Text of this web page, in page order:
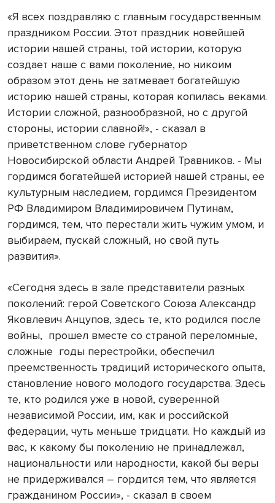
«Я всех поздравляю с главным государственным
праздником России. Этот праздник новейшей
истории нашей страны, той истории, которую
создает наше с вами поколение, но никоим
образом этот день не затмевает богатейшую
историю нашей страны, которая копилась веками.
Истории сложной, разнообразной, но с другой
стороны, истории славной!», - сказал в
приветственном слове губернатор
Новосибирской области Андрей Травников. - Мы
гордимся богатейшей историей нашей страны, ее
культурным наследием, гордимся Президентом
РФ Владимиром Владимировичем Путинам,
гордимся, тем, что перестали жить чужим умом, и
выбираем, пускай сложный, но свой путь
развития».
«Сегодня здесь в зале представители разных
поколений: герой Советского Союза Александр
Яковлевич Анцупов, здесь те, кто родился после
войны, прошел вместе со страной переломные,
сложные годы перестройки, обеспечил
преемственность традиций исторического опыта,
становление нового молодого государства. Здесь
те, кто родился уже в новой, суверенной
независимой России, им, как и российской
федерации, чуть меньше тридцати. Но каждый из
вас, к какому бы поколению не принадлежал,
национальности или народности, какой бы веры
не придерживался – гордится тем, что является
гражданином России», - сказал в своем